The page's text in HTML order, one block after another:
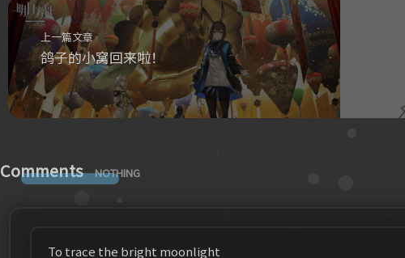
上一篇文章
鸽子的小窝回来啦！
Comments NOTHING
To trace the bright moonlight